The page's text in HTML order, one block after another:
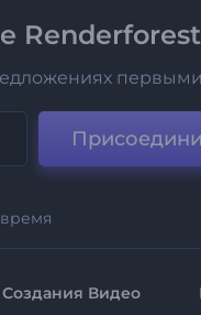
Renderforest
первыми
Видео